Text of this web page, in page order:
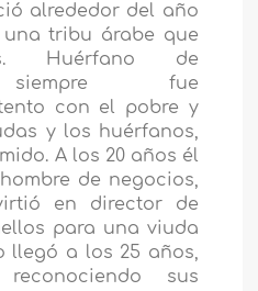
alrededor del año
una tribu árabe que
Huérfano de
siempre fue
con el pobre y
y los huérfanos,
A los 20 años él
de negocios,
en director de
para una viuda
llegó a los 25 años,
sus